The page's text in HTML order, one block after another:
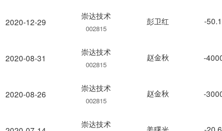
2020-12-29
2020-08-31
2020-08-26
崇达技术
002815
彭卫红 -
崇达技术
002815
赵金秋 -
崇达技术
002815
赵金秋 -
崇达技术